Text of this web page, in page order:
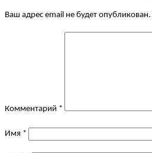
Ваш адрес email не будет опубликован.
Комментарий *
Имя *